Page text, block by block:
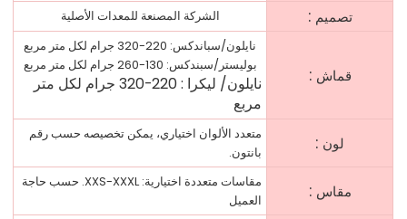
تصميم : الشركة المصنعة للمعدات الأصلية
قماش :
نايلون/سباندكس: 220-320 جرام لكل متر مربع
بوليستر/سبندكس: 130-260 جرام لكل متر مربع
نايلون/ ليكرا :
220-320 جرام لكل متر
مربع
لون :
متعدد الألوان اختياري، يمكن تخصيصه حسب رقم
بانتون.
مقاس :
مقاسات متعددة اختيارية: XXS-XXXL. حسب حاجة
العميل